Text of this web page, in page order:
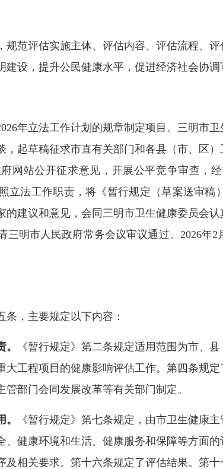
评估实施主体、评估内容、评估流程、评
建设， 提升公民健康水平 ，促进经济社会协调
年立法工作计划的规章制定项目。三明市
起草稿征求市直有关部门和各县（市、区
府网站公开征求意见，开展公平竞争审查，
立法工作职责，将《暂行规定（草案送审
的建议和意见，会同三明市卫生健康委员会
三明市人民政府常务会议审议通过。2026年
，主要规定以下内容：
《暂行规定》第二条规定适用范围为市、
大工程项目的健康影响评估工作。第四条规
部门会同发展改革等有关部门制定。
《暂行规定》第七条规定，由市卫生健康
、健康环境和生活、健康服务和保障等方面
相关要求。第十六条规定了评估结果。第十